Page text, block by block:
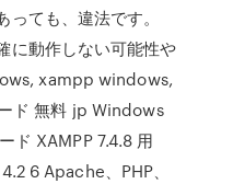
ても、違法です。
に動作しない可能性や
xampp windows,
ド 無料 jp Windows
ド XAMPP 7.4.8 用
6 Apache、PHP、